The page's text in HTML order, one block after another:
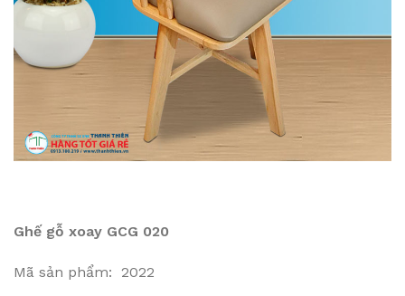
Ghế gỗ xoay GCG 020
Mã sản phẩm: 2022